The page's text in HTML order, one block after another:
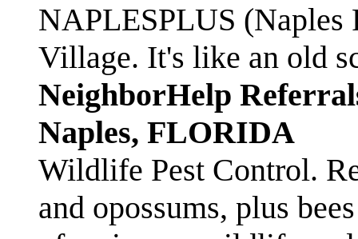
NAPLESPLUS
Village. It's like an old
NeighborHelp
Naples, FLORIDA
Wildlife Pest Control.
and opossums, plus